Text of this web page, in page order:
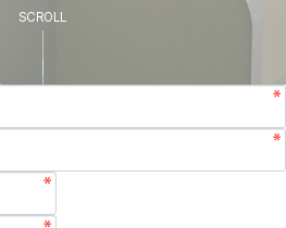
SCROLL